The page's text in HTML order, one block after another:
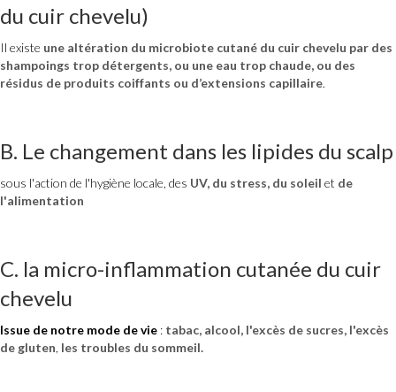
du cuir chevelu)
Il existe une altération du microbiote cutané du cuir chevelu par des
shampoings trop détergents, ou une eau trop chaude, ou des
résidus de produits coiffants ou d’extensions capillaire.
B. Le changement dans les lipides du scalp
sous l'action de l'hygiène locale, des UV, du stress, du soleil et de
l'alimentation
C. la micro-inflammation cutanée du cuir
chevelu
Issue de notre mode de vie : tabac, alcool, l'excès de sucres, l'excès
de gluten, les troubles du sommeil.